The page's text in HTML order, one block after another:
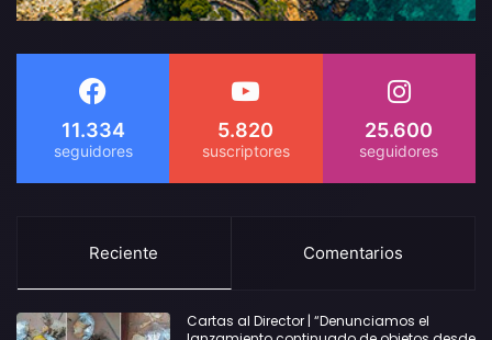
11.334 5.820 25.600
Reciente Comentarios
Cartas al Director | “Denunciamos el